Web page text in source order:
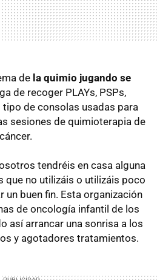
de la quimio jugando se
de recoger PLAYs, PSPs,
de consolas usadas para
sesiones de quimioterapia de
tendréis en casa alguna
que no utilizáis o utilizáis poco
un buen fin. Esta organización
de oncología infantil de los
así arrancar una sonrisa a los
y agotadores tratamientos.